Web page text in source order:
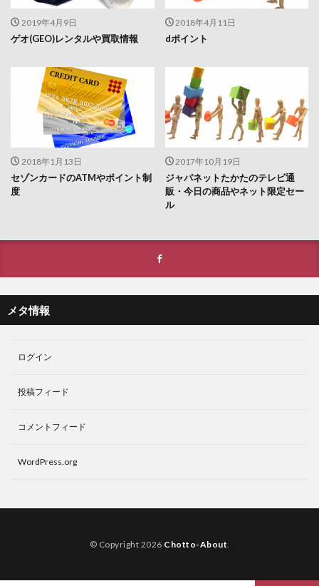
2019年4月9日
ゲオ(GEO)レンタルや買取情報
2018年4月11日
dポイント
2018年1月13日
セゾンカードのATMやポイント制
度
2017年10月19日
ジャパネットたかたのテレビ通
販・今日の商品やネット限定セー
ル
メタ情報
ログイン
投稿フィード
コメントフィード
WordPress.org
© Copyright 2026 Chotto-About.